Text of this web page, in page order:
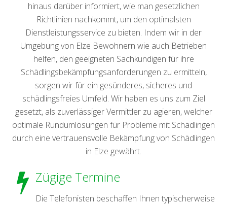
hinaus darüber informiert, wie man gesetzlichen
Richtlinien nachkommt, um den optimalsten
Dienstleistungsservice zu bieten. Indem wir in der
Umgebung von Elze Bewohnern wie auch Betrieben
helfen, den geeigneten Sachkundigen für ihre
Schädlingsbekämpfungsanforderungen zu ermitteln,
sorgen wir für ein gesünderes, sicheres und
schädlingsfreies Umfeld. Wir haben es uns zum Ziel
gesetzt, als zuverlässiger Vermittler zu agieren, welcher
optimale Rundumlösungen für Probleme mit Schädlingen
durch eine vertrauensvolle Bekämpfung von Schädlingen
in Elze gewährt.
Zügige Termine
Die Telefonisten beschaffen Ihnen typischerweise